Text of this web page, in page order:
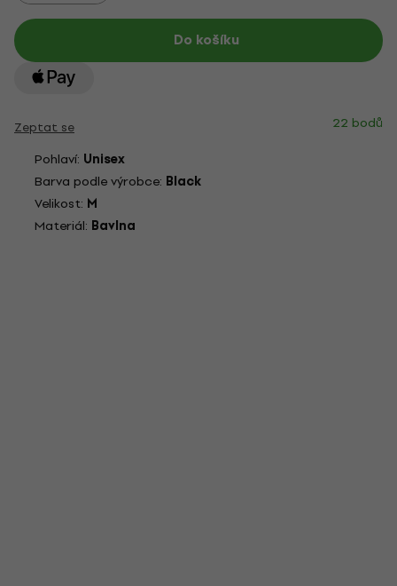
Do košíku
Zeptat se
22 bodů
Pohlaví: Unisex
Barva podle výrobce: Black
Velikost: M
Materiál: Bavlna